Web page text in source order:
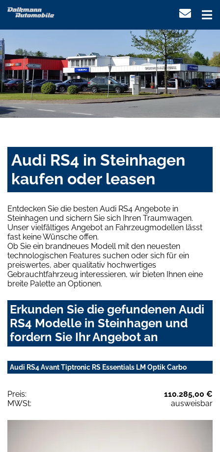
Audi RS4 in Steinhagen
kaufen oder leasen
Entdecken Sie die besten Audi RS4 Angebote in
Steinhagen und sichern Sie sich Ihren Traumwagen.
Unser vielfältiges Angebot an Fahrzeugmodellen lässt
fast keine Wünsche offen.
Ob Sie ein brandneues Modell mit den neuesten
technologischen Features suchen oder sich für ein
preiswertes, aber qualitativ hochwertiges
Gebrauchtfahrzeug interessieren, wir bieten Ihnen eine
breite Palette an Optionen.
Erkunden Sie die gefundenen Audi
RS4 Modelle in Steinhagen und
fordern Sie Ihr Angebot an
Audi RS4 Avant Tiptronic RS Essentials LM Optik Carbo
Preis:
110.285,00 €
MWSt:
ausweisbar